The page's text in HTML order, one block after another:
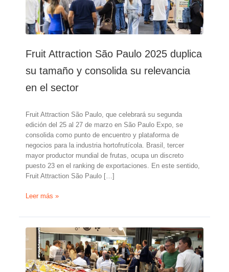
Fruit Attraction São Paulo 2025 duplica
su tamaño y consolida su relevancia
en el sector
Fruit Attraction São Paulo, que celebrará su segunda
edición del 25 al 27 de marzo en São Paulo Expo, se
consolida como punto de encuentro y plataforma de
negocios para la industria hortofrutícola. Brasil, tercer
mayor productor mundial de frutas, ocupa un discreto
puesto 23 en el ranking de exportaciones. En este sentido,
Fruit Attraction São Paulo […]
Fruit
São
Paulo
2025
duplica
tamaño
Leer más »